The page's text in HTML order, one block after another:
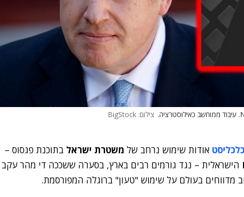
צילום: BigStock
כלכליסט אודות שימוש נרחב של משטרת ישראל בתוכנת פגסוס –
הישראלית – נגד גורמים רבים בארץ, בסערה ששככה די מהר עקב
מדווחים בעולם על שימוש "טעון" ברוגלה המפורסמת.